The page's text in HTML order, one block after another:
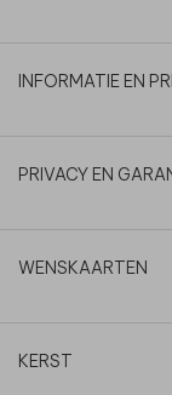
INFORMATIE EN
PRIVACY EN
WENSKAARTEN
KERST